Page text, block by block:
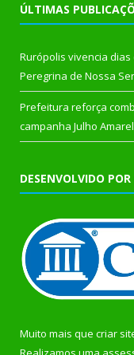
ÚLTIMAS
Rurópolis vivencia
Peregrina de Nossa
Prefeitura reforça
campanha Julho
DESENVOLVIDO POR
Muito mais que criar